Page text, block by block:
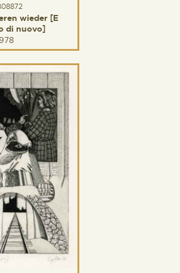
wieder [E
di nuovo]